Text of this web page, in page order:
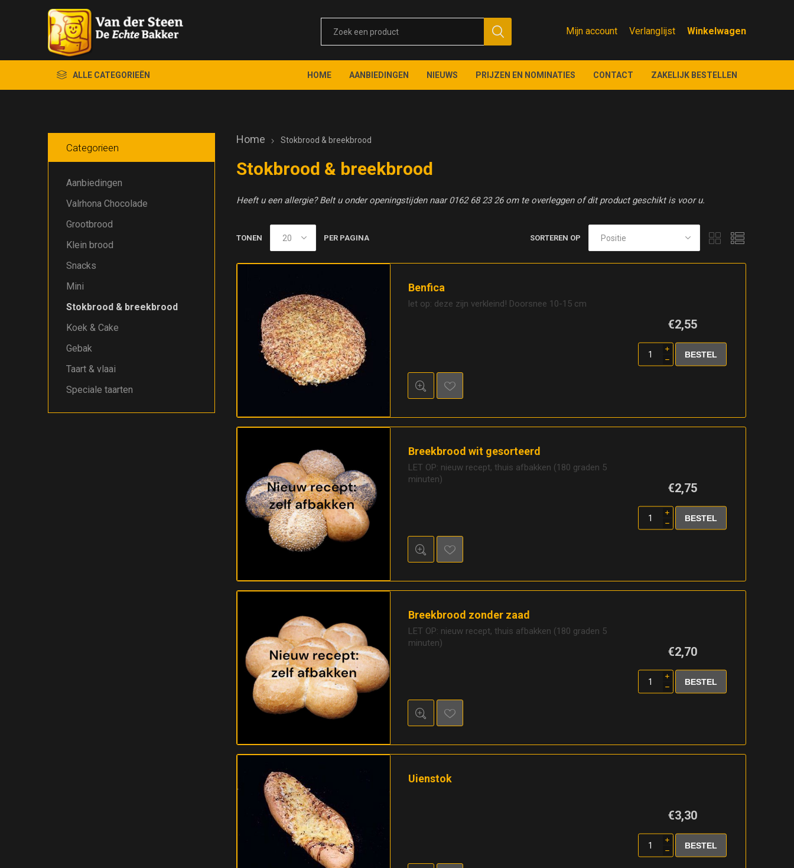
Mijn account Verlanglijst
ALLE CATEGORIEËN HOME AANBIEDINGEN NIEUWS PRIJZEN EN NOMINATIES CONTACT ZAKELIJK BESTELLEN
Home Stokbrood & breekbrood
Stokbrood & breekbrood
Heeft u een allergie? Belt u onder openingstijden naar 0162 68 23 26 om te overleggen of dit product geschikt is voor u.
SORTEREN OP
TONEN PER PAGINA
Benfica
let op: deze zijn verkleind! Doorsnee 10-15 cm
€2,55
i
h
Breekbrood wit gesorteerd
LET OP: nieuw recept, thuis afbakken (180 graden 5
minuten)
€2,75
i
h
Breekbrood zonder zaad
LET OP: nieuw recept, thuis afbakken (180 graden 5
minuten)
€2,70
i
h
Uienstok
€3,30
i
h
Categorieen
Aanbiedingen
Valrhona Chocolade
Grootbrood
Klein brood
Snacks
Mini
Stokbrood & breekbrood
Koek & Cake
Gebak
Taart & vlaai
Speciale taarten